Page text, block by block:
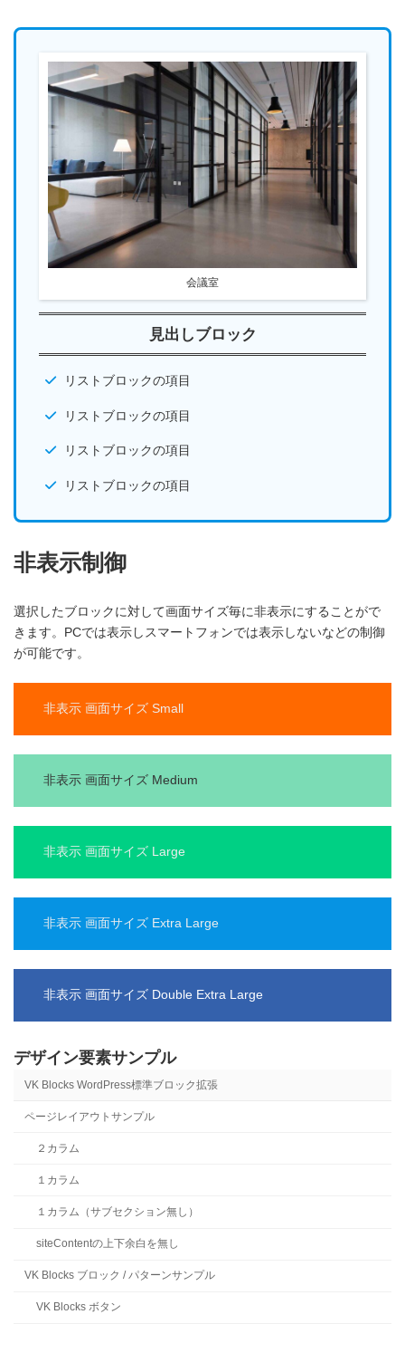
会議室
見出しブロック
リストブロックの項目
リストブロックの項目
リストブロックの項目
リストブロックの項目
非表示制御
選択したブロックに対して画面サイズ毎に非表示にすることがで
きます。PCでは表示しスマートフォンでは表示しないなどの制御
が可能です。
非表示 画面サイズ Small
非表示 画面サイズ Medium
非表示 画面サイズ Large
非表示 画面サイズ Extra Large
非表示 画面サイズ Double Extra Large
デザイン要素サンプル
VK Blocks WordPress標準ブロック拡張
ページレイアウトサンプル
２カラム
１カラム
１カラム（サブセクション無し）
siteContentの上下余白を無し
VK Blocks ブロック / パターンサンプル
VK Blocks ボタン